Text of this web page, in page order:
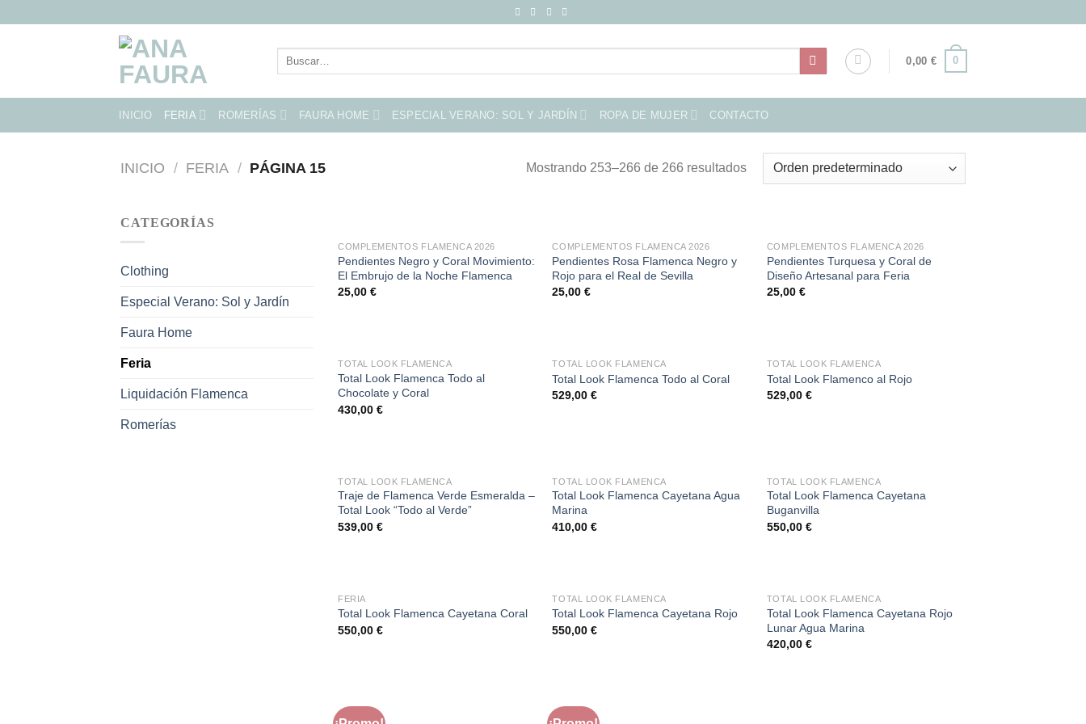
Buscar
0,00 € 0
INICIO FERIA ROMERÍAS FAURA HOME ESPECIAL VERANO: SOL Y JARDÍN ROPA DE MUJER CONTACTO
INICIO / FERIA / PÁGINA 15 Mostrando 253–266 de 266 resultados
CATEGORÍAS
Clothing
Especial Verano: Sol y Jardín
Faura Home
Feria
Liquidación Flamenca
Romerías
COMPLEMENTOS FLAMENCA 2026
Pendientes Negro y Coral Movimiento:
El Embrujo de la Noche Flamenca
25,00 €
COMPLEMENTOS FLAMENCA 2026
Pendientes Rosa Flamenca Negro y
Rojo para el Real de Sevilla
25,00€
COMPLEMENTOS FLAMENCA 2026
Pendientes Turquesa y Coral de
Diseño Artesanal para Feria
25,00 €
SIN EXISTENCIAS
TOTAL LOOK FLAMENCA
Total Look Flamenca Todo al
Chocolate y Coral
430,00 €
SIN EXISTENCIAS
TOTAL LOOK FLAMENCA
Total Look Flamenca Todo al Coral
529,00€
SIN EXISTENCIAS
TOTAL LOOK FLAMENCA
Total Look Flamenco al Rojo
529,00 €
SIN EXISTENCIAS
TOTAL LOOK FLAMENCA
Traje de Flamenca Verde Esmeralda –
Total Look “Todo al Verde”
539,00 €
SIN EXISTENCIAS
TOTAL LOOK FLAMENCA
Total Look Flamenca Cayetana Agua
Marina
410,00€
SIN EXISTENCIAS
TOTAL LOOK FLAMENCA
Total Look Flamenca Cayetana
Buganvilla
550,00 €
FERIA
Total Look Flamenca Cayetana Coral
550,00 €
SIN EXISTENCIAS
TOTAL LOOK FLAMENCA
Total Look Flamenca Cayetana Rojo
550,00€
TOTAL LOOK FLAMENCA
Total Look Flamenca Cayetana Rojo
Lunar Agua Marina
420,00 €
SIN EXISTENCIAS SIN EXISTENCIAS